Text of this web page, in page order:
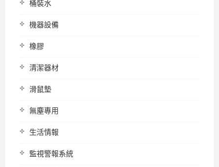
桶裝水
機器設備
橡膠
清潔器材
滑鼠墊
無塵專用
生活情報
監視警報系統